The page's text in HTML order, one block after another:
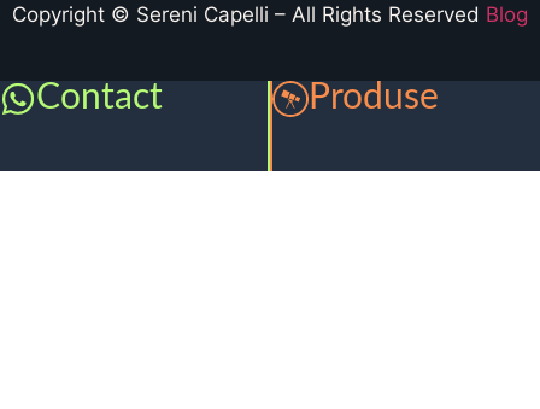
Copyright © Sereni Capelli – All Rights Reserved Blog
Contact Produse